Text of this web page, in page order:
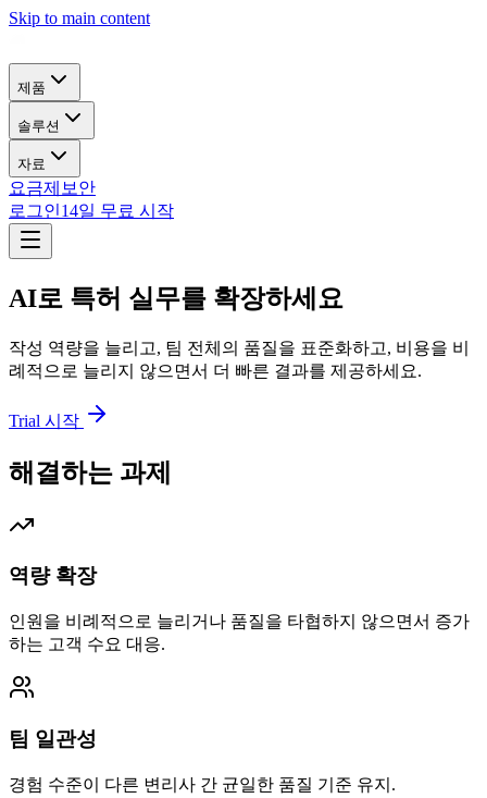
Skip to main content
제품
솔루션
자료
요금제 보안
로그인14일 무료 시작
AI로 특허 실무를 확장하세요
작성 역량을 늘리고, 팀 전체의 품질을 표준화하고, 비용을 비
례적으로 늘리지 않으면서 더 빠른 결과를 제공하세요.
Trial 시작
해결하는 과제
역량 확장
인원을 비례적으로 늘리거나 품질을 타협하지 않으면서 증가
하는 고객 수요 대응.
팀 일관성
경험 수준이 다른 변리사 간 균일한 품질 기준 유지.